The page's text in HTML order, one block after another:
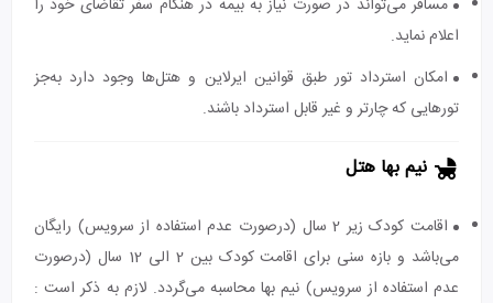
مسافر می‌تواند در صورت نیاز به بیمه در هنگام سفر تقاضای خود را
اعلام نماید.
امکان استرداد تور طبق قوانین ایرلاین و هتل‌ها وجود دارد به‌جز
تورهایی که چارتر و غیر قابل استرداد باشند.
نیم بها هتل
اقامت کودک زیر 2 سال (درصورت عدم استفاده از سرویس) رایگان
می‌باشد و بازه سنی برای اقامت کودک بین 2 الی 12 سال (درصورت
عدم استفاده از سرویس) نیم بها محاسبه می‌گردد. لازم به ذکر است :